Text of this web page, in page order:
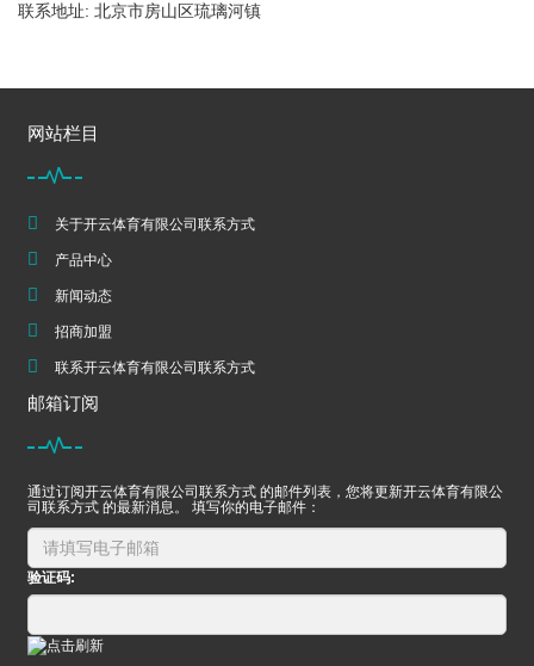
联系地址: 北京市房山区琉璃河镇
网站栏目
关于开云体育有限公司联系方式
产品中心
新闻动态
招商加盟
联系开云体育有限公司联系方式
邮箱订阅
通过订阅开云体育有限公司联系方式 的邮件列表，您将更新开云体育有限公
司联系方式 的最新消息。 填写你的电子邮件：
验证码: